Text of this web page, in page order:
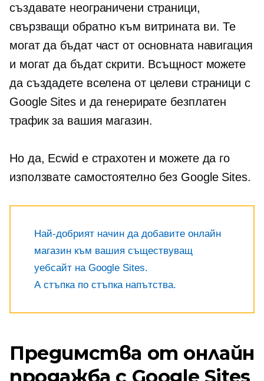
създавате неограничени страници,
свързващи обратно към витрината ви. Те
могат да бъдат част от основната навигация
и могат да бъдат скрити. Всъщност можете
да създадете вселена от целеви страници с
Google Sites и да генерирате безплатен
трафик за вашия магазин.
Но да, Ecwid е страхотен и можете да го
използвате самостоятелно без Google Sites.
Най-добрият начин да добавите онлайн
магазин към вашия съществуващ
уебсайт на Google Sites.
А стъпка по стъпка напътства.
Предимства от онлайн
продажба с Google Sites